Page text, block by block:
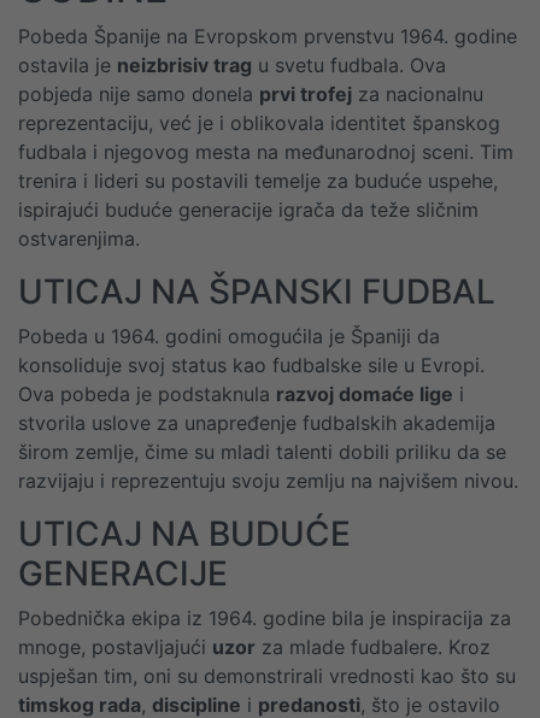
Pobeda Španije na Evropskom prvenstvu 1964. godine
ostavila je neizbrisiv trag u svetu fudbala. Ova
pobjeda nije samo donela prvi trofej za nacionalnu
reprezentaciju, već je i oblikovala identitet španskog
fudbala i njegovog mesta na međunarodnoj sceni. Tim
trenira i lideri su postavili temelje za buduće uspehe,
ispirajući buduće generacije igrača da teže sličnim
ostvarenjima.
UTICAJ NA ŠPANSKI FUDBAL
Pobeda u 1964. godini omogućila je Španiji da
konsoliduje svoj status kao fudbalske sile u Evropi.
Ova pobeda je podstaknula razvoj domaće lige i
stvorila uslove za unapređenje fudbalskih akademija
širom zemlje, čime su mladi talenti dobili priliku da se
razvijaju i reprezentuju svoju zemlju na najvišem nivou.
UTICAJ NA BUDUĆE
GENERACIJE
Pobednička ekipa iz 1964. godine bila je inspiracija za
mnoge, postavljajući uzor za mlade fudbalere. Kroz
uspješan tim, oni su demonstrirali vrednosti kao što su
timskog rada, discipline i predanosti, što je ostavilo